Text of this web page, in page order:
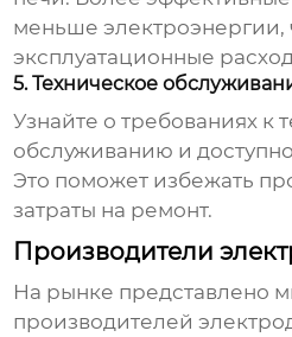
меньше электроэнергии,
эксплуатационные
5. Техническое
Узнайте о требованиях к
обслуживанию и
Это поможет избежать
затраты на ремонт.
Производители
На рынке представлено
производителей